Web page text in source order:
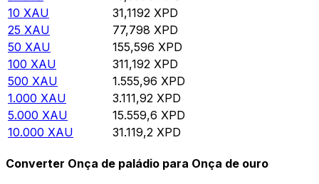
10 XAU 31,1192 XPD
25 XAU 77,798 XPD
50 XAU 155,596 XPD
100 XAU 311,192 XPD
500 XAU 1.555,96 XPD
1.000 XAU 3.111,92 XPD
5.000 XAU 15.559,6 XPD
10.000 XAU 31.119,2 XPD
Converter Onça de paládio para Onça de ouro